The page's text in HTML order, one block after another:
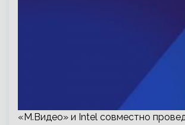
«М.Видео» и Intel совместно